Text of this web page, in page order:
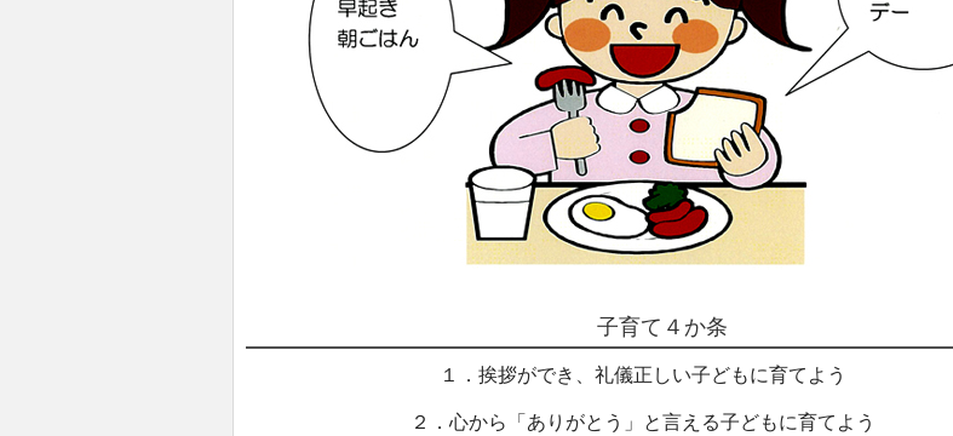
子育て４か条
１．挨拶ができ、礼儀正しい子どもに育てよう
２．心から「ありがとう」と言える子どもに育てよう